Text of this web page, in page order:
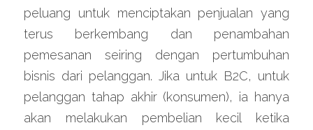
peluang untuk menciptakan penjualan yang
terus berkembang dan penambahan
pemesanan seiring dengan pertumbuhan
bisnis dari pelanggan. Jika untuk B2C, untuk
pelanggan tahap akhir (konsumen), ia hanya
akan melakukan pembelian kecil ketika